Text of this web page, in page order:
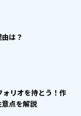
は？
ォリオを持とう！作
点を解説